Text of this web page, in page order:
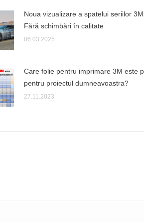
Noua vizualizare a spatelui seriilor
Fără schimbări în calitate
06.03.2025
Care folie pentru imprimare 3M este
pentru proiectul dumneavoastra?
27.11.2023